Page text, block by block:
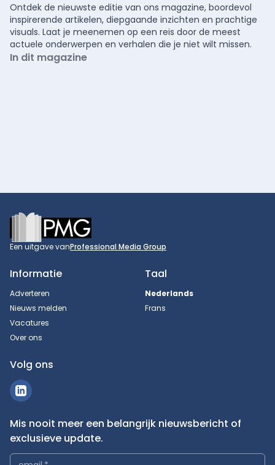
Ontdek de nieuwste editie van ons magazine, boordevol
inspirerende artikelen, diepgaande inzichten en prachtige
visuals. Laat je meenemen op een reis door de meest
actuele onderwerpen en verhalen die je niet wilt missen.
In dit magazine
Footer
Een uitgave vanProfessional Media Group
Informatie
Adverteren
Nieuws melden
Vacatures
Over ons
Taal
Nederlands
Frans
Volg ons
Mis nooit meer een belangrijk nieuwsbericht of
exclusieve update.